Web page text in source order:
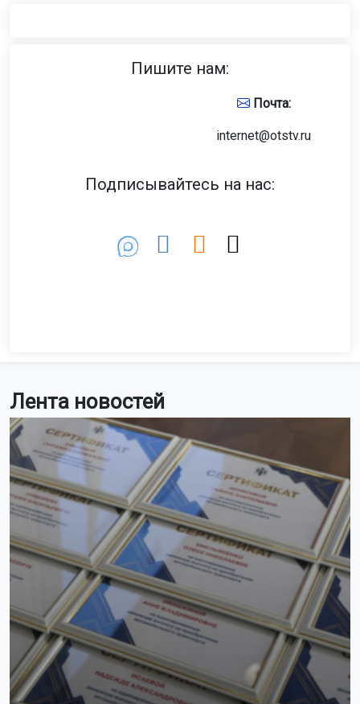
Лента новостей
Пишите нам:
Почта:
internet@otstv.ru
Подписывайтесь на нас: